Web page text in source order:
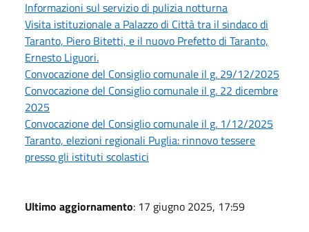
Informazioni sul servizio di pulizia notturna
Visita istituzionale a Palazzo di Città tra il sindaco di
Taranto, Piero Bitetti, e il nuovo Prefetto di Taranto,
Ernesto Liguori.
Convocazione del Consiglio comunale il g. 29/12/2025
Convocazione del Consiglio comunale il g. 22 dicembre
2025
Convocazione del Consiglio comunale il g. 1/12/2025
Taranto, elezioni regionali Puglia: rinnovo tessere
presso gli istituti scolastici
Ultimo aggiornamento: 17 giugno 2025, 17:59